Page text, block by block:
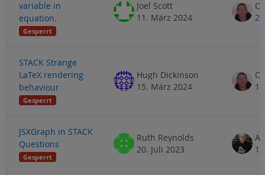
variable in
equation.
Gesperrt
Joel Scott
11. März 2024
STACK Strange
LaTeX rendering
behaviour
Gesperrt
Hugh Dickinson
15. März 2024
JSXGraph in STACK
Questions
Gesperrt
Ruth Reynolds
20. Juli 2023